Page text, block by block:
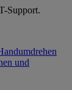
Support.
und